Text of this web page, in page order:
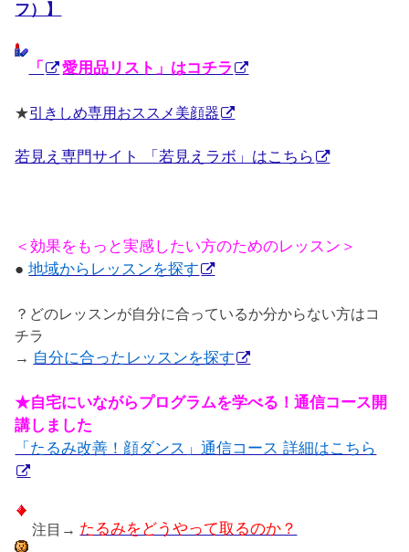
フ）】
「 愛用品リスト」はコチラ
★引きしめ専用おススメ美顔器
若見え専門サイト 「若見えラボ」はこちら
＜効果をもっと実感したい方のためのレッスン＞
●地域からレッスンを探す
？どのレッスンが自分に合っているか分からない方はコ
チラ
→ 自分に合ったレッスンを探す
★自宅にいながらプログラムを学べる！通信コース開
講しました
「たるみ改善！顔ダンス」通信コース 詳細はこちら
注目→ たるみをどうやって取るのか？